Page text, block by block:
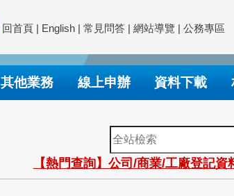
回首頁 | English | 常見問答 | 網站導覽 | 公務專區
其他業務 線上申辦 資料下載
全
站
檢
索
【熱門查詢】公司/商業/工廠登記資